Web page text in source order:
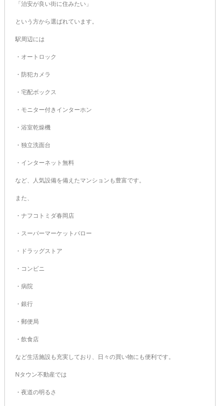
「治安が良い街に住みたい」
という方から選ばれています。
駅周辺には
・オートロック
・防犯カメラ
・宅配ボックス
・モニター付きインターホン
・浴室乾燥機
・独立洗面台
・インターネット無料
など、人気設備を備えたマンションも豊富です。
また、
・ナフコトミダ春岡店
・スーパーマーケットバロー
・ドラッグストア
・コンビニ
・病院
・銀行
・郵便局
・飲食店
など生活施設も充実しており、日々の買い物にも便利です。
Nタウン不動産では
・夜道の明るさ